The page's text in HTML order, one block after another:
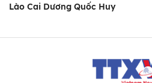
Lào Cai Dương Quốc Huy